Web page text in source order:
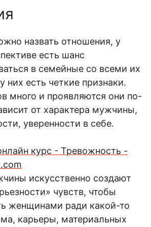
я
назвать отношения, у
есть шанс
в семейные со всеми их
них есть четкие признаки.
много и проявляются они по-
от характера мужчины,
уверенности в себе.
искусственно создают
чувств, чтобы
женщинами ради какой-то
карьеры, материальных